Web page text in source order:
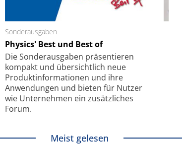
Sonderausgaben
Physics' Best und Best of
Die Sonder­ausgaben präsentieren
kompakt und übersichtlich neue
Produkt­informationen und ihre
Anwendungen und bieten für Nutzer
wie Unternehmen ein zusätzliches
Forum.
Elektronenmikroskopie auf
kleinstem Raum
Meist gelesen